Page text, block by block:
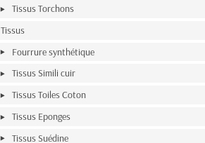
Tissus Torchons
Tissus
Fourrure synthétique
Tissus Simili cuir
Tissus Toiles Coton
Tissus Eponges
Tissus Suédine